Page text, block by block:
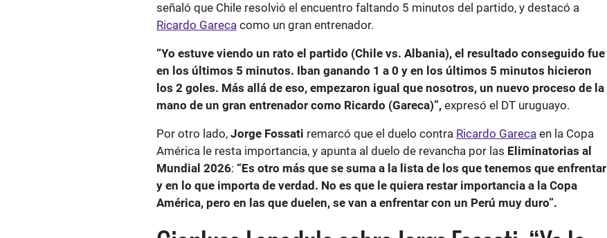
señaló que Chile resolvió el encuentro faltando 5 minutos del partido, y destacó a
Ricardo Gareca como un gran entrenador.
“Yo estuve viendo un rato el partido (Chile vs. Albania), el resultado conseguido fue
en los últimos 5 minutos. Iban ganando 1 a 0 y en los últimos 5 minutos hicieron
los 2 goles. Más allá de eso, empezaron igual que nosotros, un nuevo proceso de la
mano de un gran entrenador como Ricardo (Gareca)”, expresó el DT uruguayo.
Por otro lado, Jorge Fossati remarcó que el duelo contra Ricardo Gareca en la Copa
América le resta importancia, y apunta al duelo de revancha por las Eliminatorias al
Mundial 2026: “Es otro más que se suma a la lista de los que tenemos que enfrentar
y en lo que importa de verdad. No es que le quiera restar importancia a la Copa
América, pero en las que duelen, se van a enfrentar con un Perú muy duro”.